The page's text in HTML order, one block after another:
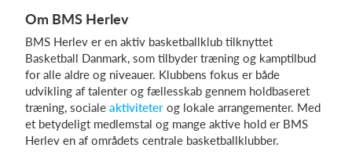
Webshop
Billetsystem
Hvad koster det?
Om BMS Herlev
BMS Herlev er en aktiv basketballklub tilknyttet
Basketball Danmark, som tilbyder træning og kamptilbud
for alle aldre og niveauer. Klubbens fokus er både
udvikling af talenter og fællesskab gennem holdbaseret
træning, sociale aktiviteter og lokale arrangementer. Med
et betydeligt medlemstal og mange aktive hold er BMS
Herlev en af områdets centrale basketballklubber.